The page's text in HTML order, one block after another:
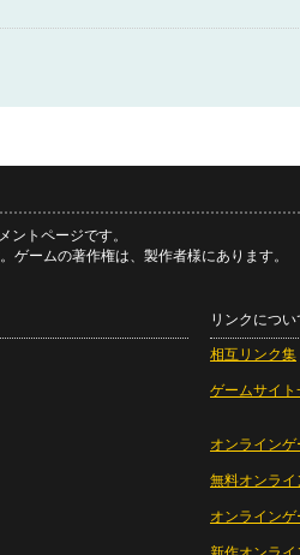
ントページです。
ゲームの著作権は、製作者様にあります。
リンクについ
相互リンク集
ゲームサイト
オンラインゲ
無料オンライ
オンライン